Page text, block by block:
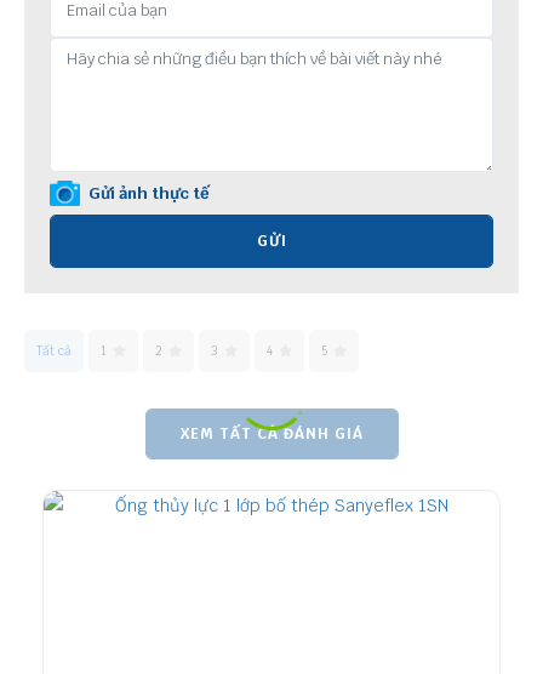
Gửi ảnh thực tế
GỬI
Tất cả 1 2 3 4 5
XEM TẤT CẢ ĐÁNH GIÁ